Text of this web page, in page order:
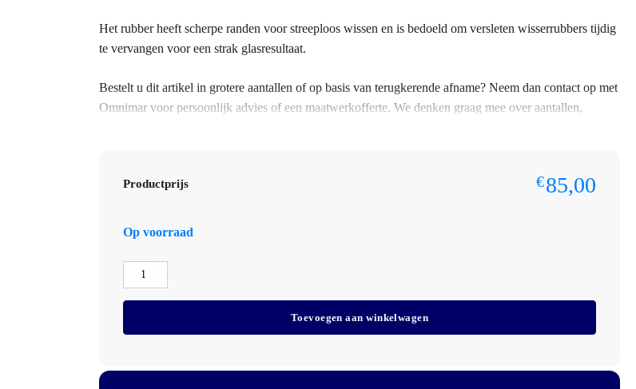
Het rubber heeft scherpe randen voor streeploos wissen en is bedoeld om versleten wisserrubbers tijdig
te vervangen voor een strak glasresultaat.
Bestelt u dit artikel in grotere aantallen of op basis van terugkerende afname? Neem dan contact op met
Omnimar voor persoonlijk advies of een maatwerkofferte. We denken graag mee over aantallen,
Merk Unger
Lengte 45 cm
Verpakking 25 stuks
Toepassing glasbewassing
Productprijs €85,00
Op voorraad
Unger
Soft
Vervangrubber
Koker
Toevoegen aan winkelwagen